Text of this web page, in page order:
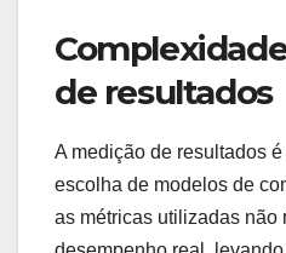
desempenho, mas
a satisfação dos
Quais são